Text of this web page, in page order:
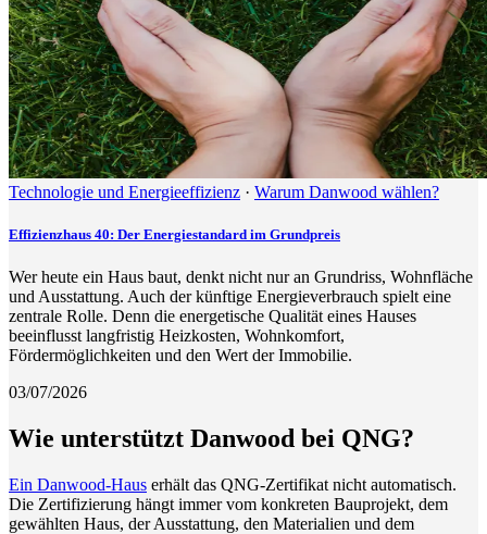
Technologie und Energieeffizienz · Warum Danwood wählen?
Effizienzhaus 40: Der Energiestandard im Grundpreis
Wer heute ein Haus baut, denkt nicht nur an Grundriss, Wohnfläche
und Ausstattung. Auch der künftige Energieverbrauch spielt eine
zentrale Rolle. Denn die energetische Qualität eines Hauses
beeinflusst langfristig Heizkosten, Wohnkomfort,
Fördermöglichkeiten und den Wert der Immobilie.
03/07/2026
Wie unterstützt Danwood bei QNG?
Ein Danwood-Haus erhält das QNG-Zertifikat nicht automatisch.
Die Zertifizierung hängt immer vom konkreten Bauprojekt, dem
gewählten Haus, der Ausstattung, den Materialien und dem